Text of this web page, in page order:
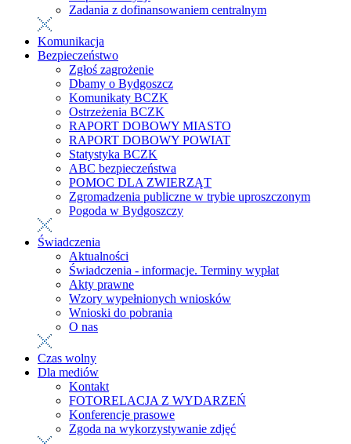
Zadania z dofinansowaniem centralnym
Komunikacja
Bezpieczeństwo
Zgłoś zagrożenie
Dbamy o Bydgoszcz
Komunikaty BCZK
Ostrzeżenia BCZK
RAPORT DOBOWY MIASTO
RAPORT DOBOWY POWIAT
Statystyka BCZK
ABC bezpieczeństwa
POMOC DLA ZWIERZĄT
Zgromadzenia publiczne w trybie uproszczonym
Pogoda w Bydgoszczy
Świadczenia
Aktualności
Świadczenia - informacje. Terminy wypłat
Akty prawne
Wzory wypełnionych wniosków
Wnioski do pobrania
O nas
Czas wolny
Dla mediów
Kontakt
FOTORELACJA Z WYDARZEŃ
Konferencje prasowe
Zgoda na wykorzystywanie zdjęć